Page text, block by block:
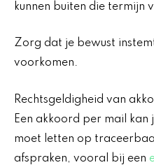
kunnen buiten die termijn
Zorg dat je bewust
voorkomen.
Rechtsgeldigheid van
Een akkoord per mail kan
moet letten op
afspraken, vooral bij een